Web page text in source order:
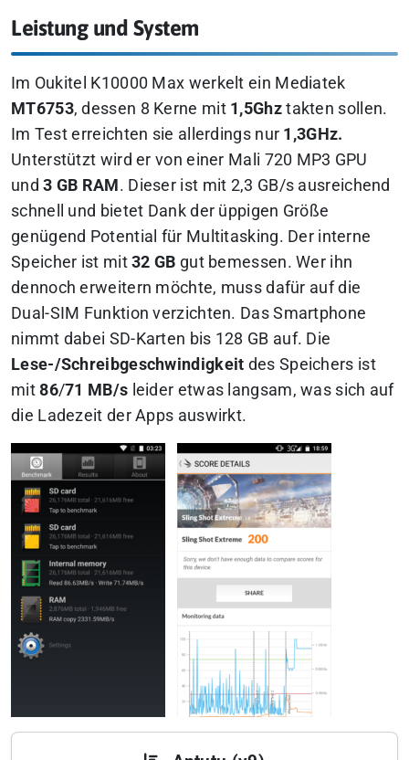
Leistung und System
Im Oukitel K10000 Max werkelt ein Mediatek
MT6753, dessen 8 Kerne mit1,5Ghztakten sollen.
Im Test erreichten sie allerdings nur 1,3GHz.
Unterstützt wird er von einer Mali 720 MP3 GPU
und3 GB RAM. Dieser ist mit 2,3 GB/s ausreichend
schnell und bietet Dank der üppigen Größe
genügend Potential für Multitasking. Der interne
Speicher ist mit32 GB gut bemessen. Wer ihn
dennoch erweitern möchte, muss dafür auf die
Dual-SIM Funktion verzichten. Das Smartphone
nimmt dabei SD-Karten bis 128 GB auf. Die
Lese-/Schreibgeschwindigkeit des Speichers ist
mit86/71 MB/s leider etwas langsam, was sich auf
die Ladezeit der Apps auswirkt.